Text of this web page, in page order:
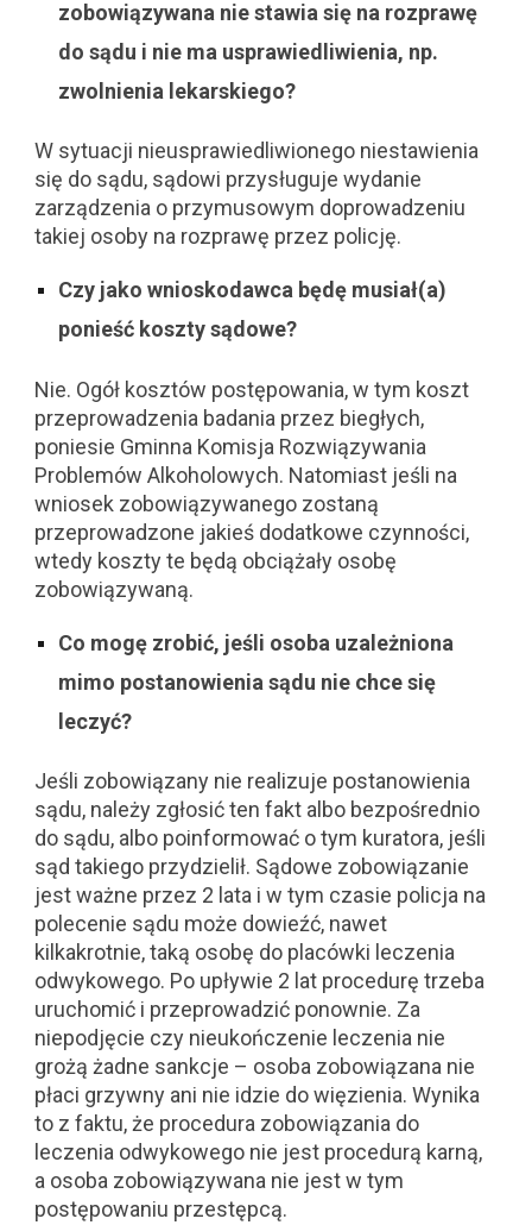
zobowiązywana nie stawia się na rozprawę
do sądu i nie ma usprawiedliwienia, np.
zwolnienia lekarskiego?
W sytuacji nieusprawiedliwionego niestawienia
się do sądu, sądowi przysługuje wydanie
zarządzenia o przymusowym doprowadzeniu
takiej osoby na rozprawę przez policję.
Czy jako wnioskodawca będę musiał(a)
ponieść koszty sądowe?
Nie. Ogół kosztów postępowania, w tym koszt
przeprowadzenia badania przez biegłych,
poniesie Gminna Komisja Rozwiązywania
Problemów Alkoholowych. Natomiast jeśli na
wniosek zobowiązywanego zostaną
przeprowadzone jakieś dodatkowe czynności,
wtedy koszty te będą obciążały osobę
zobowiązywaną.
Co mogę zrobić, jeśli osoba uzależniona
mimo postanowienia sądu nie chce się
leczyć?
Jeśli zobowiązany nie realizuje postanowienia
sądu, należy zgłosić ten fakt albo bezpośrednio
do sądu, albo poinformować o tym kuratora, jeśli
sąd takiego przydzielił. Sądowe zobowiązanie
jest ważne przez 2 lata i w tym czasie policja na
polecenie sądu może dowieźć, nawet
kilkakrotnie, taką osobę do placówki leczenia
odwykowego. Po upływie 2 lat procedurę trzeba
uruchomić i przeprowadzić ponownie. Za
niepodjęcie czy nieukończenie leczenia nie
grożą żadne sankcje – osoba zobowiązana nie
płaci grzywny ani nie idzie do więzienia. Wynika
to z faktu, że procedura zobowiązania do
leczenia odwykowego nie jest procedurą karną,
a osoba zobowiązywana nie jest w tym
postępowaniu przestępcą.